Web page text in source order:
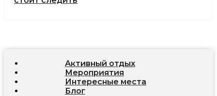
Активный отдых
Мероприятия
Интересные места
Блог